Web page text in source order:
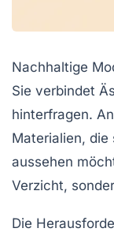
Nachhaltige
Sie verbindet
hinterfragen.
Materialien,
aussehen
Verzicht,
Die